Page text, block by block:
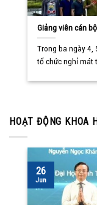
Giảng viên cán
Trong ba ngày 4,
tổ chức nghỉ mát
HOẠT ĐỘNG KHOA
26
Jun